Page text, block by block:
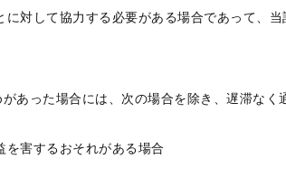
対して協力する必要がある場合であって、
った場合には、次の場合を除き、遅滞なく
害するおそれがある場合